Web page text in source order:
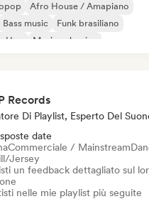
Afro House / Amapiano
Bass music
Funk brasiliano
Hop
Musica classica
Records
Di Playlist, Esperto Del
date
Commerciale / Mainstream
Jersey
un feedback dettagliato sul
nelle mie playlist più seguite